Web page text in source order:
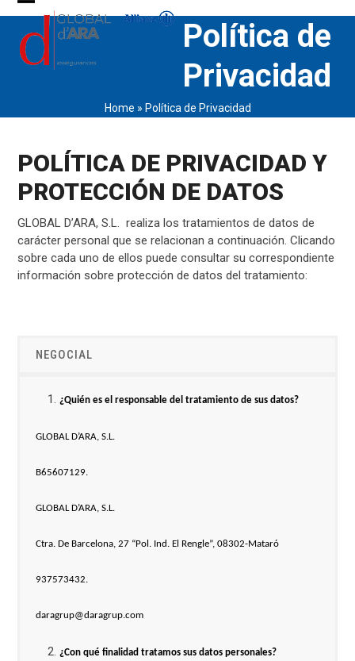
Skip
content
Open
mobile
menu
Close
mobile
menu
Política de
Privacidad
Home » Política de Privacidad
POLÍTICA DE PRIVACIDAD Y
PROTECCIÓN DE DATOS
GLOBAL D’ARA, S.L. realiza los tratamientos de datos de
carácter personal que se relacionan a continuación. Clicando
sobre cada uno de ellos puede consultar su correspondiente
información sobre protección de datos del tratamiento:
NEGOCIAL
¿Quién es el responsable del tratamiento de sus datos?
GLOBAL D’ARA, S.L.
B65607129.
GLOBAL D’ARA, S.L.
Ctra. De Barcelona, 27 “Pol. Ind. El Rengle”, 08302-Mataró
937573432.
daragrup@daragrup.com
¿Con qué finalidad tratamos sus datos personales?